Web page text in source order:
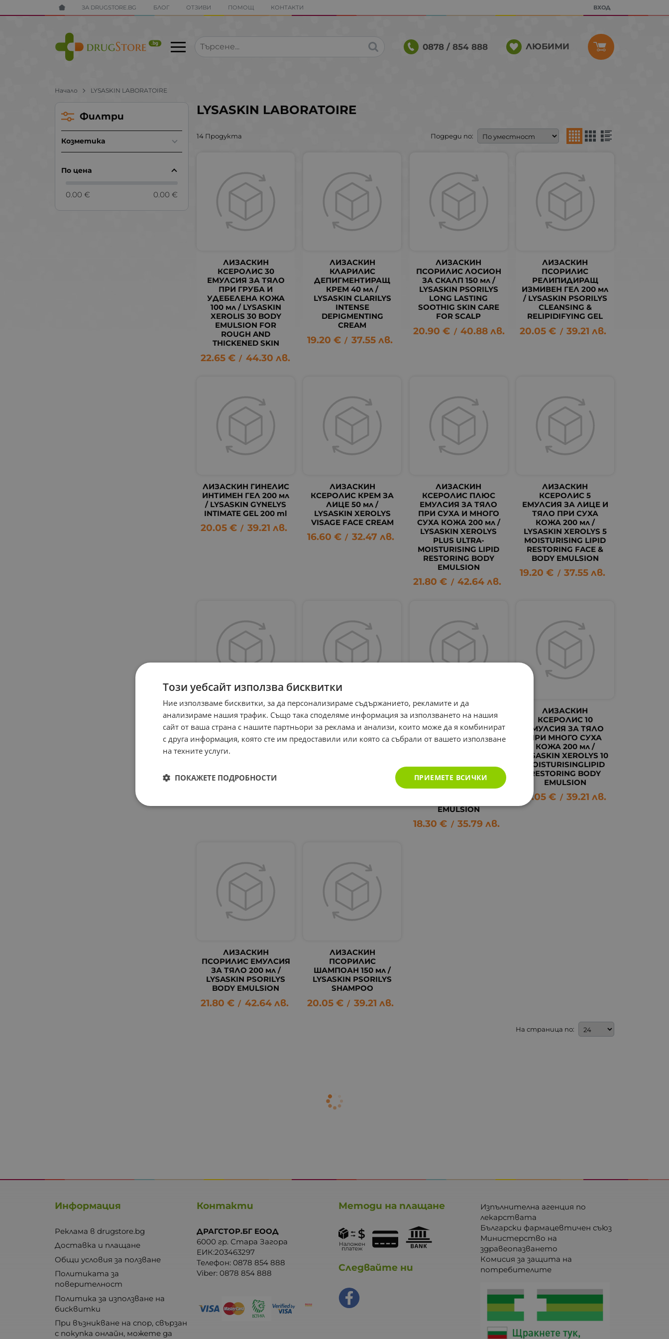
ЗА DRUGSTORE.BG БЛОГ ОТЗИВИ ПОМОЩ КОНТАКТИ ВХОД
0878 / 854 888 ЛЮБИМИ
Начало LYSASKIN LABORATOIRE
LYSASKIN LABORATOIRE
14 Продукта Подреди по:
ЛИЗАСКИН
КСЕРОЛИС 30
ЕМУЛСИЯ ЗА ТЯЛО
ПРИ ГРУБА И
УДЕБЕЛЕНА КОЖА
100 мл / LYSASKIN
XEROLIS 30 BODY
EMULSION FOR
ROUGH AND
THICKENED SKIN
22.65 € / 44.30 лв.
ЛИЗАСКИН
КЛАРИЛИС
ДЕПИГМЕНТИРАЩ
КРЕМ 40 мл /
LYSASKIN CLARILYS
INTENSE
DEPIGMENTING
CREAM
19.20 € / 37.55 лв.
ЛИЗАСКИН
ПСОРИЛИС ЛОСИОН
ЗА СКАЛП 150 мл /
LYSASKIN PSORILYS
LONG LASTING
SOOTHIG SKIN CARE
FOR SCALP
20.90 € / 40.88 лв.
ЛИЗАСКИН
ПСОРИЛИС
РЕЛИПИДИРАЩ
ИЗМИВЕН ГЕЛ 200 мл
/ LYSASKIN PSORILYS
CLEANSING &
RELIPIDIFYING GEL
20.05 € / 39.21 лв.
ЛИЗАСКИН ГИНЕЛИС
ИНТИМЕН ГЕЛ 200 мл
/ LYSASKIN GYNELYS
INTIMATE GEL 200 ml
20.05 € / 39.21 лв.
ЛИЗАСКИН
КСЕРОЛИС КРЕМ ЗА
ЛИЦЕ 50 мл /
LYSASKIN XEROLYS
VISAGE FACE CREAM
16.60 € / 32.47 лв.
ЛИЗАСКИН
КСЕРОЛИС ПЛЮС
ЕМУЛСИЯ ЗА ТЯЛО
ПРИ СУХА И МНОГО
СУХА КОЖА 200 мл /
LYSASKIN XEROLYS
PLUS ULTRA-
MOISTURISING LIPID
RESTORING BODY
EMULSION
21.80 € / 42.64 лв.
ЛИЗАСКИН
КСЕРОЛИС 5
ЕМУЛСИЯ ЗА ЛИЦЕ И
ТЯЛО ПРИ СУХА
КОЖА 200 мл /
LYSASKIN XEROLYS 5
MOISTURISING LIPID
RESTORING FACE &
BODY EMULSION
19.20 € / 37.55 лв.
ЛИЗАСКИН АТОЛИС
ПОЧИСТВАЩ
ИЗМИВЕН ГЕЛ ПРИ
СУХА И АТОПИЧНА
КОЖА 200 мл /
LYSASKIN ATOLYS
CLEANSING &
RELIPIDIFYING GEL
ЛИЗАСКИН АТОЛИС
ЕМУЛСИЯ ПРИ
АТОПИЧНА КОЖА 200
мл / LYSASKIN ATOLYS
ЛИЗАСКИН
КСЕРОЛИС 50
КЕРАТОЛИТИЧНА И
ОВЛАЖНЯВАЩА
мл / LYSASKIN
XEROlys 50
KERATOLITIC &
EMULSION
18.30 € / 35.79 лв.
ЛИЗАСКИН
КСЕРОЛИС 10
ЕМУЛСИЯ ЗА ТЯЛО
ПРИ МНОГО СУХА
КОЖА 200 мл /
LYSASKIN XEROLYS 10
MOISTURISINGLIPID
RESTORING BODY
EMULSION
20.05 € / 39.21 лв.
ЛИЗАСКИН
ПСОРИЛИС ЕМУЛСИЯ
ЗА ТЯЛО 200 мл /
LYSASKIN PSORILYS
BODY EMULSION
21.80 € / 42.64 лв.
ЛИЗАСКИН
ПСОРИЛИС
ШАМПОАН 150 мл /
LYSASKIN PSORILYS
SHAMPOO
20.05 € / 39.21 лв.
На страница по:
Филтри
Козметика
По цена
0.00 € 0.00 €
Информация
Реклама в drugstore.bg
Доставка и плащане
Общи условия за ползване
Политиката за
поверителност
Политика за използване на
бисквитки
При възникване на спор, свързан
с покупка онлайн, можете да
Контакти
ДРАГСТОР.БГ ЕООД
6000 гр. Стара Загора
ЕИК:203463297
Телефон:0878 854 888
Viber:0878 854 888
Методи на плащане
Следвайте ни
Изпълнителна агенция по
лекарствата
Български фармацевтичен съюз
Министерство на
здравеопазването
Комисия за защита на
потребителите
Този уебсайт използва бисквитки
Ние използваме бисквитки, за да персонализираме съдържанието, рекламите и да
анализираме нашия трафик. Също така споделяме информация за използването на нашия
сайт от ваша страна с нашите партньори за реклама и анализи, които може да я комбинират
с друга информация, която сте им предоставили или която са събрали от вашето използване
на техните услуги.
ПРИЕМЕТЕ ВСИЧКИ
ПОКАЖЕТЕ ПОДРОБНОСТИ